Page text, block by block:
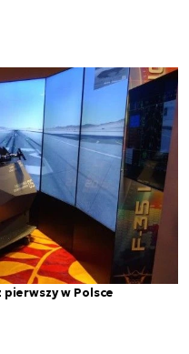
pierwszy w Polsce